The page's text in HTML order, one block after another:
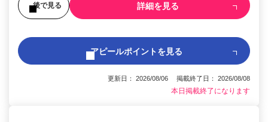
後で見る 詳細を見る
アピールポイントを見る
更新日： 2026/08/06 掲載終了日： 2026/08/08
本日掲載終了になります